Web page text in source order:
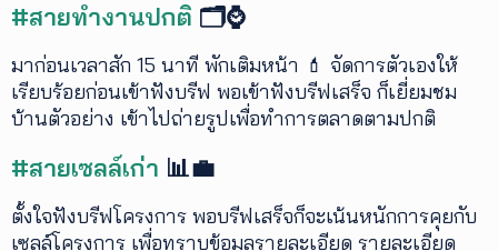
#สายทำงานปกติ 🗂️⌚
มาก่อนเวลาสัก 15 นาที พักเติมหน้า 💄 จัดการตัวเองให้
เรียบร้อยก่อนเข้าฟังบรีฟ พอเข้าฟังบรีฟเสร็จ ก็เยี่ยมชม
บ้านตัวอย่าง เข้าไปถ่ายรูปเพื่อทำการตลาดตามปกติ
#สายเซลล์เก่า 📊💼
ตั้งใจฟังบรีฟโครงการ พอบรีฟเสร็จก็จะเน้นหนักการคุยกับ
เซลล์โครงการ เพื่อทราบข้อมูลรายละเอียด รายละเอียด